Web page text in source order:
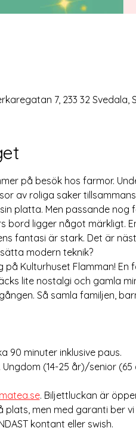
7, 233 32 Svedala,
på besök hos farmor.
av roliga saker
platta. Men passande
bord ligger något
fantasi är stark. Det är
modern teknik?
på Kulturhuset Flamman!
lite nostalgi och gamla
Så samla familjen,
90 minuter inklusive paus.
Ungdom (14-25 år)/senior
. Biljettluckan är
men med garanti ber
kontant eller swish.